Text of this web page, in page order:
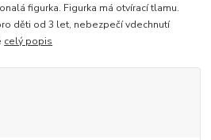
figurka. Figurka má otvírací tlamu.
děti od 3 let, nebezpečí vdechnutí
celý popis